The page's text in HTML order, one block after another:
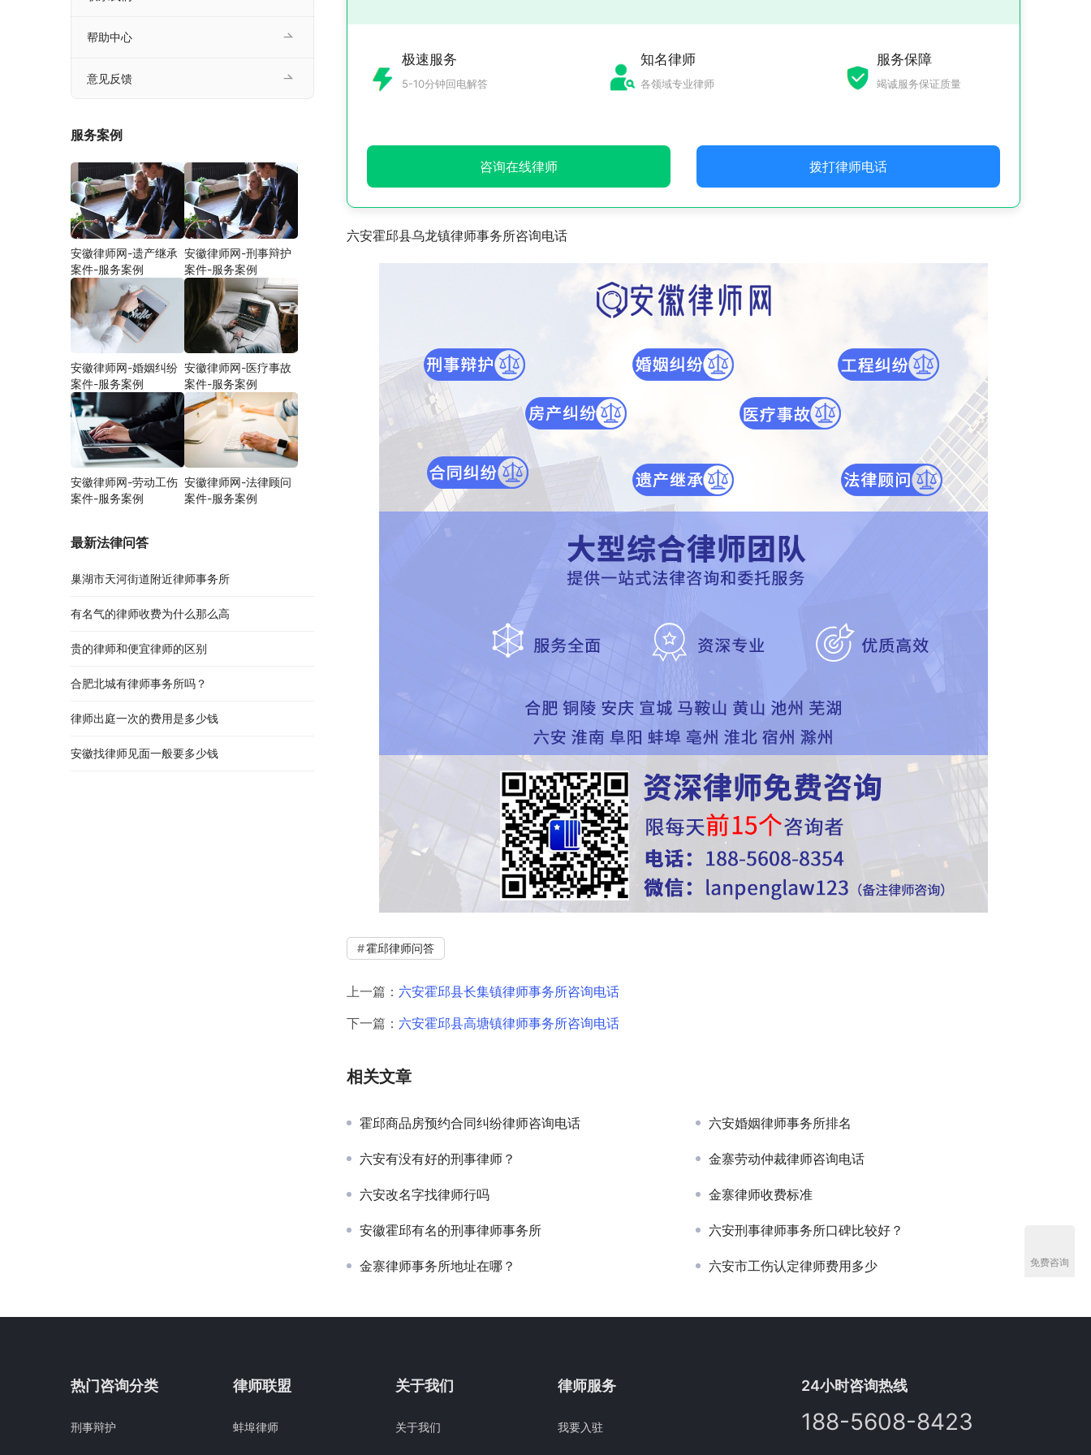
极速服务
5-10分钟回电解答
知名律师
各领域专业律师
服务保障
竭诚服务保证质量
咨询在线律师 拨打律师电话
六安霍邱县乌龙镇律师事务所咨询电话
霍邱律师问答
上一篇： 六安霍邱县长集镇律师事务所咨询电话
下一篇： 六安霍邱县高塘镇律师事务所咨询电话
相关文章
霍邱商品房预约合同纠纷律师咨询电话 六安婚姻律师事务所排名
六安有没有好的刑事律师？ 金寨劳动仲裁律师咨询电话
六安改名字找律师行吗 金寨律师收费标准
安徽霍邱有名的刑事律师事务所 六安刑事律师事务所口碑比较好？
金寨律师事务所地址在哪？ 六安市工伤认定律师费用多少
帮助中心
意见反馈
服务案例
安徽律师网-遗产继承
案件-服务案例
安徽律师网-刑事辩护
案件-服务案例
安徽律师网-婚姻纠纷
案件-服务案例
安徽律师网-医疗事故
案件-服务案例
安徽律师网-劳动工伤
案件-服务案例
安徽律师网-法律顾问
案件-服务案例
最新法律问答
巢湖市天河街道附近律师事务所
有名气的律师收费为什么那么高
贵的律师和便宜律师的区别
合肥北城有律师事务所吗？
律师出庭一次的费用是多少钱
安徽找律师见面一般要多少钱
热门咨询分类
刑事辩护
律师联盟
蚌埠律师
关于我们
关于我们
律师服务
我要入驻
24小时咨询热线
188-5608-8423
免费咨询